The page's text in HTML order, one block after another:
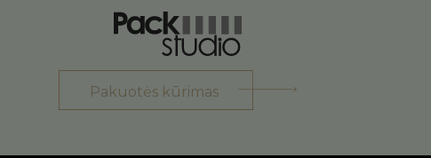
Pakuotės kūrimas